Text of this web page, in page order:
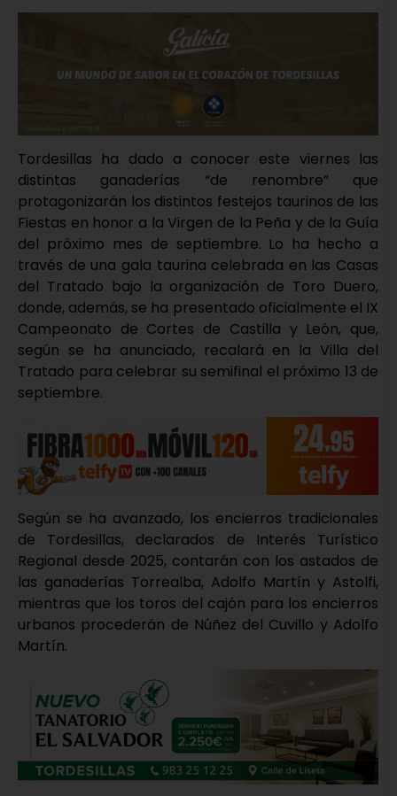
Tordesillas ha dado a conocer este viernes las
distintas ganaderías “de renombre” que
protagonizarán los distintos festejos taurinos de las
Fiestas en honor a la Virgen de la Peña y de la Guía
del próximo mes de septiembre. Lo ha hecho a
través de una gala taurina celebrada en las Casas
del Tratado bajo la organización de Toro Duero,
donde, además, se ha presentado oficialmente el IX
Campeonato de Cortes de Castilla y León, que,
según se ha anunciado, recalará en la Villa del
Tratado para celebrar su semifinal el próximo 13 de
septiembre.
Según se ha avanzado, los encierros tradicionales
de Tordesillas, declarados de Interés Turístico
Regional desde 2025, contarán con los astados de
las ganaderías Torrealba, Adolfo Martín y Astolfi,
mientras que los toros del cajón para los encierros
urbanos procederán de Núñez del Cuvillo y Adolfo
Martín.